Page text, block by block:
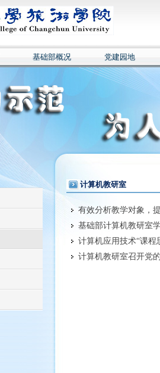
基础部概况 党建园地
计算机教研室
有效分析教学对象，
基础部计算机教研室
计算机应用技术“课程
计算机教研室召开党